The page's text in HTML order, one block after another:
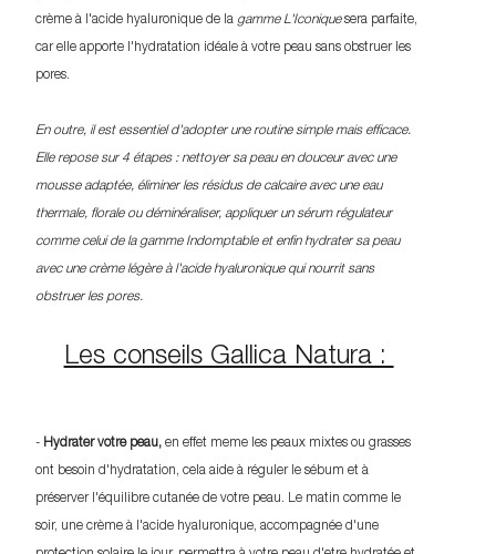
crème à l'acide hyaluronique de la gamme L'Iconiquesera parfaite,
car elle apporte l'hydratation idéale à votre peau sans obstruer les
pores.
En outre, il est essentiel d'adopter une routine simple mais efficace.
Elle repose sur 4 étapes : nettoyer sa peau en douceur avec une
mousse adaptée, éliminer les résidus de calcaire avec une eau
thermale, florale ou déminéraliser, appliquer un sérum régulateur
comme celui de la gamme Indomptable et enfin hydrater sa peau
avec une crème légère à l'acide hyaluronique qui nourrit sans
obstruer les pores.
Les conseils Gallica Natura :
- Hydrater votre peau, en effet meme les peaux mixtes ou grasses
ont besoin d'hydratation, cela aide à réguler le sébum et à
préserver l'équilibre cutanée de votre peau. Le matin comme le
soir, une crème à l'acide hyaluronique, accompagnée d'une